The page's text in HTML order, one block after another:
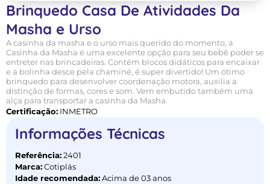
Brinquedo Casa De Atividades Da
Masha e Urso
A casinha da masha e o urso mais querido do momento, a
Casinha da Masha é uma excelente opção para seu bebê poder se
entreter nas brincadeiras. Contém blocos didáticos para encaixar
e a bolinha desce pela chaminé, é super divertido! Um ótimo
brinquedo para desenvolver coordenação motora, auxilia a
distinção de formas, cores e som. Vem embutido também uma
alça para transportar a casinha da Masha.
Certificação: INMETRO
Informações Técnicas
Referência: 2401
Marca: Cotiplás
Idade recomendada: Acima de 03 anos